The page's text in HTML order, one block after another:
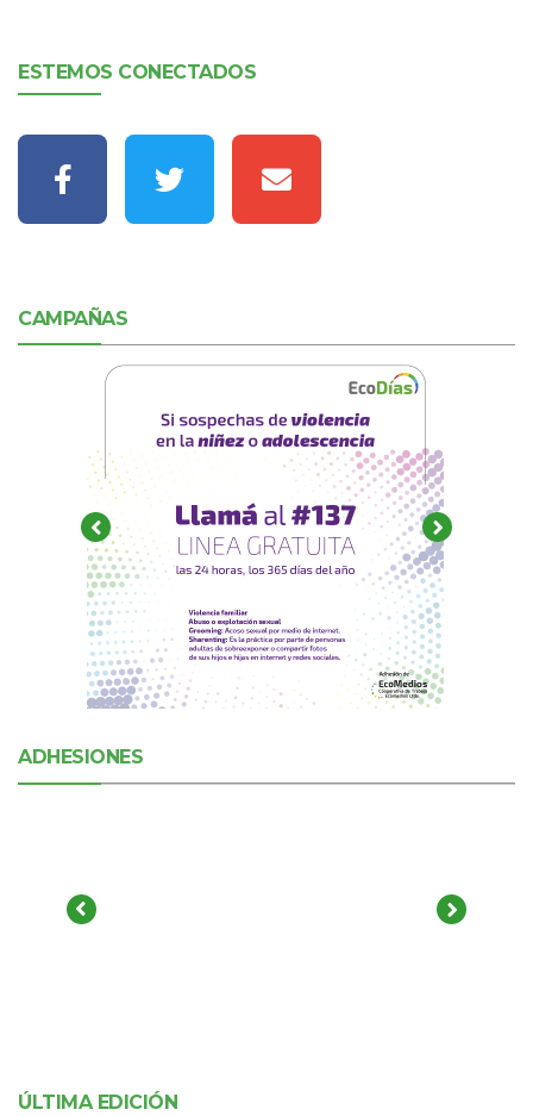
ESTEMOS CONECTADOS
CAMPAÑAS
ADHESIONES
ÚLTIMA EDICIÓN